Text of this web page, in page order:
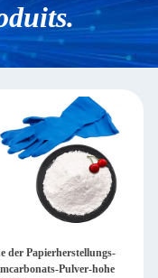
der Papierherstellungs-
Pulver-hohe